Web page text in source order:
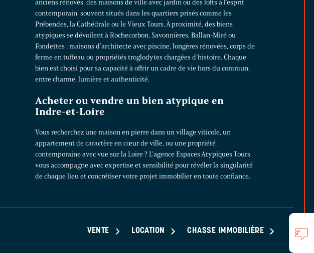
anciens rénovés, desmaisons de villeavec jardin ou des lofts à l’esprit
contemporain, souvent situés dans les quartiers prisés comme les
Prébendes, la Cathédrale ou le Vieux Tours. À proximité, des biens
atypiques se dévoilent à Rochecorbon, Savonnières, Ballan-Miré ou
Fondettes :maisons d’architecte avec piscine, longères rénovées, corps de
ferme en tuffeau ou propriétés troglodytes chargées d’histoire. Chaque
bien est choisi pour sa capacité à offrir un cadre de vie hors du commun,
entre charme, lumière et authenticité.
Acheter ou vendre un bien atypique en
Indre-et-Loire
Vous recherchez une maison en pierre dans un village viticole, un
appartement de caractère en cœur de ville, ou une propriété
contemporaine avec vue sur la Loire ? L’agence Espaces Atypiques Tours
vous accompagne avec expertise et sensibilité pour révéler la singularité
de chaque lieu et concrétiser votre projet immobilier en toute confiance.
VENTE LOCATION CHASSE IMMOBILIÈRE